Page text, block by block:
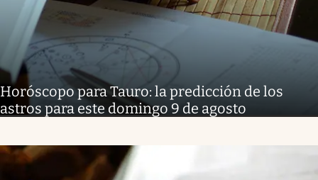
Horóscopo para Tauro: la predicción de los
astros para este domingo 9 de agosto